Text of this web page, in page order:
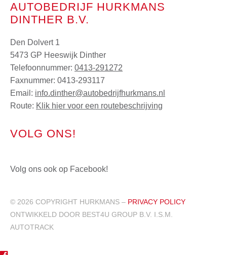
AUTOBEDRIJF HURKMANS
DINTHER B.V.
Den Dolvert 1
5473 GP Heeswijk Dinther
Telefoonnummer: 0413-291272
Faxnummer: 0413-293117
Email: info.dinther@autobedrijfhurkmans.nl
Route: Klik hier voor een routebeschrijving
VOLG ONS!
Volg ons ook op Facebook!
© 2026 COPYRIGHT HURKMANS – PRIVACY POLICY
ONTWIKKELD DOOR BEST4U GROUP B.V. I.S.M.
AUTOTRACK